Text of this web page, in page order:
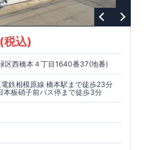
込)
区西橋本４丁目1640番37(地番)
鉄相模原線 橋本駅まで徒歩23分
板硝子前バス停まで徒歩3分